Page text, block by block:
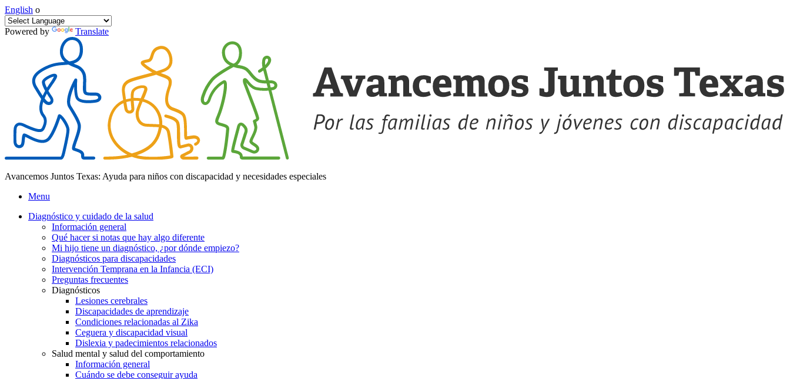
English o
Powered by Translate
Avancemos Juntos Texas: Ayuda para niños con discapacidad y necesidades especiales
Menu
Diagnóstico y cuidado de la salud
Información general
Qué hacer si notas que hay algo diferente
Mi hijo tiene un diagnóstico, ¿por dónde empiezo?
Diagnósticos para discapacidades
Intervención Temprana en la Infancia (ECI)
Preguntas frecuentes
Diagnósticos
Lesiones cerebrales
Discapacidades de aprendizaje
Condiciones relacionadas al Zika
Ceguera y discapacidad visual
Dislexia y padecimientos relacionados
Salud mental y salud del comportamiento
Información general
Cuándo se debe conseguir ayuda